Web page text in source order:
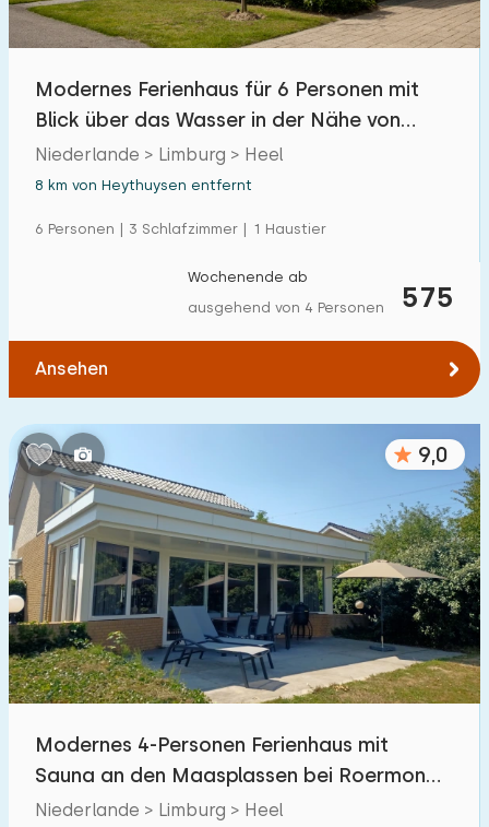
Modernes Ferienhaus für 6 Personen mit
Blick über das Wasser in der Nähe von
Roermond
Niederlande > Limburg > Heel
8 km von Heythuysen entfernt
6 Personen | 3 Schlafzimmer | 1 Haustier
575
Wochenende ab
ausgehend von 4 Personen
Ansehen
9,0
Modernes 4-Personen Ferienhaus mit
Sauna an den Maasplassen bei Roermond
in Limburg
Niederlande > Limburg > Heel